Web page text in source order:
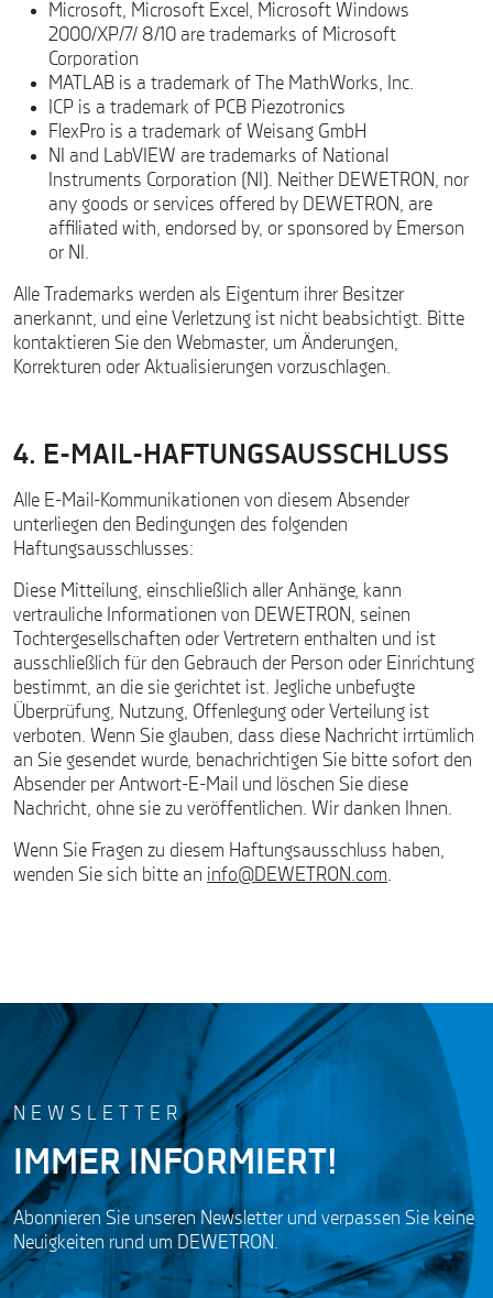
Microsoft, Microsoft Excel, Microsoft Windows
2000/XP/7/ 8/10 are trademarks of Microsoft
Corporation
MATLAB is a trademark of The MathWorks, Inc.
ICP is a trademark of PCB Piezotronics
FlexPro is a trademark of Weisang GmbH
NI and LabVIEW are trademarks of National
Instruments Corporation (NI). Neither DEWETRON, nor
any goods or services offered by DEWETRON, are
affiliated with, endorsed by, or sponsored by Emerson
or NI.
Alle Trademarks werden als Eigentum ihrer Besitzer
anerkannt, und eine Verletzung ist nicht beabsichtigt. Bitte
kontaktieren Sie den Webmaster, um Änderungen,
Korrekturen oder Aktualisierungen vorzuschlagen.
4. E-MAIL-HAFTUNGSAUSSCHLUSS
Alle E-Mail-Kommunikationen von diesem Absender
unterliegen den Bedingungen des folgenden
Haftungsausschlusses:
Diese Mitteilung, einschließlich aller Anhänge, kann
vertrauliche Informationen von DEWETRON, seinen
Tochtergesellschaften oder Vertretern enthalten und ist
ausschließlich für den Gebrauch der Person oder Einrichtung
bestimmt, an die sie gerichtet ist. Jegliche unbefugte
Überprüfung, Nutzung, Offenlegung oder Verteilung ist
verboten. Wenn Sie glauben, dass diese Nachricht irrtümlich
an Sie gesendet wurde, benachrichtigen Sie bitte sofort den
Absender per Antwort-E-Mail und löschen Sie diese
Nachricht, ohne sie zu veröffentlichen. Wir danken Ihnen.
Wenn Sie Fragen zu diesem Haftungsausschluss haben,
wenden Sie sich bitte an info@DEWETRON.com.
NEWSLETTER
IMMER INFORMIERT!
Abonnieren Sie unseren Newsletter und verpassen Sie keine
Neuigkeiten rund um DEWETRON.